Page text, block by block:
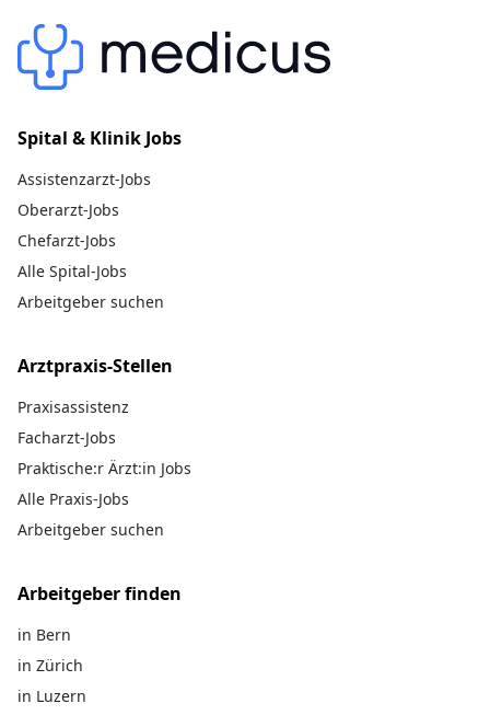
Spital & Klinik Jobs
Assistenzarzt-Jobs
Oberarzt-Jobs
Chefarzt-Jobs
Alle Spital-Jobs
Arbeitgeber suchen
Arztpraxis-Stellen
Praxisassistenz
Facharzt-Jobs
Praktische:r Ärzt:in Jobs
Alle Praxis-Jobs
Arbeitgeber suchen
Arbeitgeber finden
in Bern
in Zürich
in Luzern